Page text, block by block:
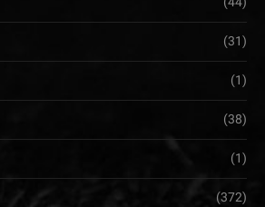
(31)
(1)
(38)
(1)
(372)